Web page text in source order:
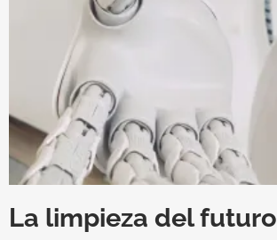
La limpieza del futuro